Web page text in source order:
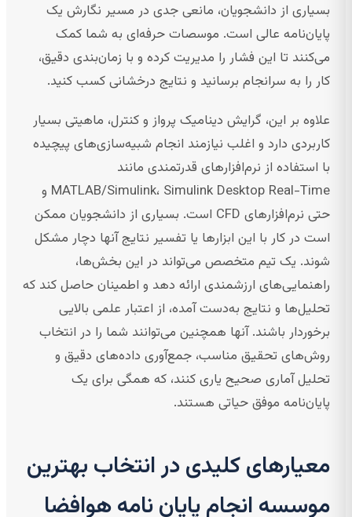
بسیاری از دانشجویان، مانعی جدی در مسیر نگارش یک
پایان‌نامه عالی است. موسصات حرفه‌ای به شما کمک
می‌کنند تا این فشار را مدیریت کرده و با زمان‌بندی دقیق،
کار را به سرانجام برسانید و نتایج درخشانی کسب کنید.
علاوه بر این، گرایش دینامیک پرواز و کنترل، ماهیتی بسیار
کاربردی دارد و اغلب نیازمند انجام شبیه‌سازی‌های پیچیده
با استفاده از نرم‌افزارهای قدرتمندی مانند
MATLAB/Simulink، Simulink Desktop Real-Time و
حتی نرم‌افزارهای CFD است. بسیاری از دانشجویان ممکن
است در کار با این ابزارها یا تفسیر نتایج آنها دچار مشکل
شوند. یک تیم متخصص می‌تواند در این بخش‌ها،
راهنمایی‌های ارزشمندی ارائه دهد و اطمینان حاصل کند که
تحلیل‌ها و نتایج به‌دست آمده، از اعتبار علمی بالایی
برخوردار باشند. آنها همچنین می‌توانند شما را در انتخاب
روش‌های تحقیق مناسب، جمع‌آوری داده‌های دقیق و
تحلیل آماری صحیح یاری کنند، که همگی برای یک
پایان‌نامه موفق حیاتی هستند.
معیارهای کلیدی در انتخاب بهترین
موسسه انجام پایان نامه هوافضا